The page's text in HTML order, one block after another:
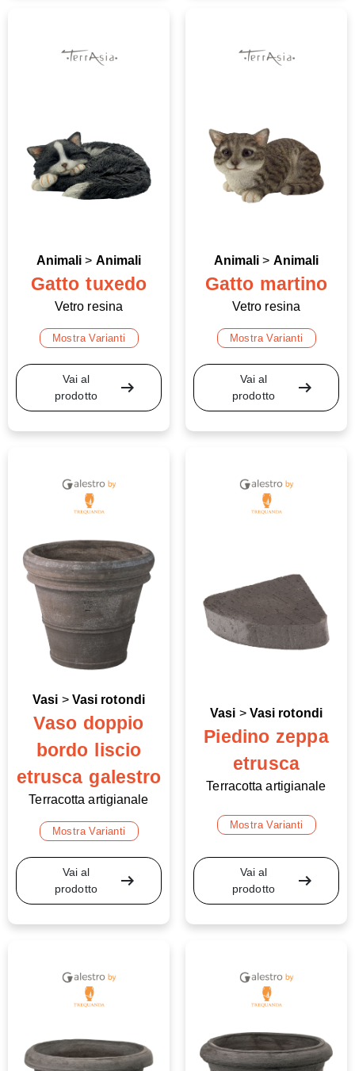
Animali > Animali
Gatto tuxedo
Vetro resina
Mostra Varianti
Vai al
prodotto
arrow_right_alt
Animali > Animali
Gatto martino
Vetro resina
Mostra Varianti
Vai al
prodotto
arrow_right_alt
Vasi > Vasi rotondi
Vaso doppio
bordo liscio
etrusca galestro
Terracotta artigianale
Mostra Varianti
Vai al
prodotto
arrow_right_alt
Vasi > Vasi rotondi
Piedino zeppa
etrusca
Terracotta artigianale
Mostra Varianti
Vai al
prodotto
arrow_right_alt